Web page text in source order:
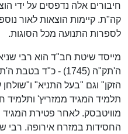
חיבורים אלה נדפסים על ידי
קה"ת. קיימות הוצאות לאור
לספרות התנועה מכל הסוגות.
מייסד שיטת חב"ד הוא רבי
הזקן" וגם "בעל התניא"
תלמיד המגיד ממזריץ'
מוויטבסק. לאחר פטירת המגיד
החסידות במזרח אירופה. רבי